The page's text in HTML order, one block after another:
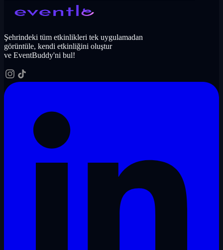
Şehrindeki tüm etkinlikleri tek uygulamadan
görüntüle, kendi etkinliğini oluştur
ve EventBuddy'ni bul!